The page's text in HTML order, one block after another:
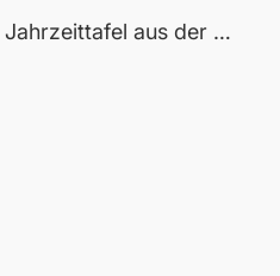
OJM_SYN_JZT_621: Jahrzeittafel aus der Wertheimer Synagoge in Eisenstadt